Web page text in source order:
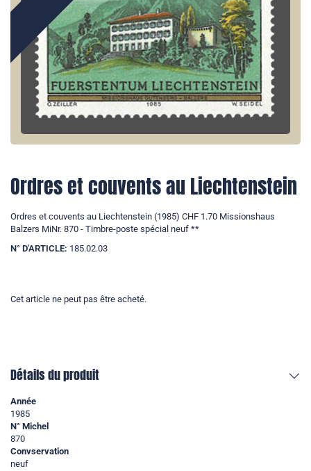
Ordres et couvents au Liechtenstein
Ordres et couvents au Liechtenstein (1985) CHF 1.70 Missionshaus
Balzers MiNr. 870 - Timbre-poste spécial neuf **
N° D'ARTICLE: 185.02.03
Cet article ne peut pas être acheté.
Détails du produit
Année
1985
N° Michel
870
Convservation
neuf